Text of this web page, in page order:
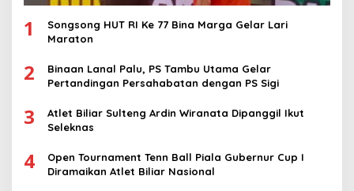
1
Songsong HUT RI Ke 77 Bina Marga Gelar Lari
Maraton
2
Binaan Lanal Palu, PS Tambu Utama Gelar
Pertandingan Persahabatan dengan PS Sigi
3
Atlet Biliar Sulteng Ardin Wiranata Dipanggil Ikut
Seleknas
4
Open Tournament Tenn Ball Piala Gubernur Cup I
Diramaikan Atlet Biliar Nasional